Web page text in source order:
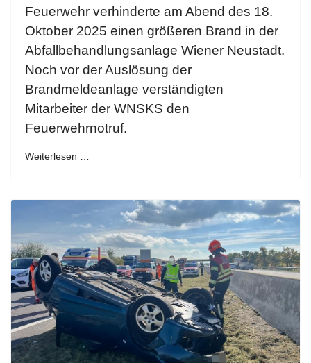
Feuerwehr verhinderte am Abend des 18.
Oktober 2025 einen größeren Brand in der
Abfallbehandlungsanlage Wiener Neustadt.
Noch vor der Auslösung der
Brandmeldeanlage verständigten
Mitarbeiter der WNSKS den
Feuerwehrnotruf.
Weiterlesen …